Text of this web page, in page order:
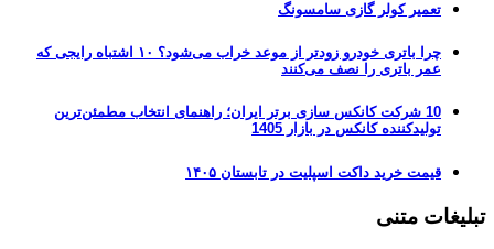
تعمیر کولر گازی سامسونگ
چرا باتری خودرو زودتر از موعد خراب می‌شود؟ ۱۰ اشتباه رایجی که
عمر باتری را نصف می‌کنند
10 شرکت کانکس سازی برتر ایران؛ راهنمای انتخاب مطمئن‌ترین
تولیدکننده کانکس در بازار 1405
قیمت خرید داکت اسپلیت در تابستان ۱۴۰۵
تبلیغات متنی